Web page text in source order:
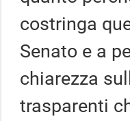
costringa
Senato e a
chiarezza
trasparenti